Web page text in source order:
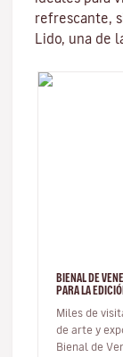
refrescante,
Lido, una de
BIENAL DE
PARA LA
Miles de
de arte y
Bienal de Venecia. El evento, que